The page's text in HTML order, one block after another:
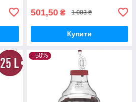
501,50 ₴ 1 003 ₴
Купити
–50%